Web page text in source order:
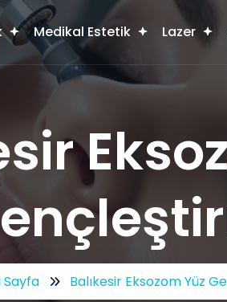
Medikal Estetik Lazer
Sayfa Balıkesir Eksozom Yüz